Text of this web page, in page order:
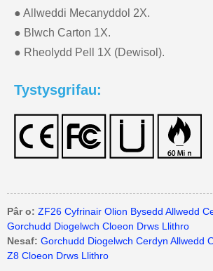
● Allweddi Mecanyddol 2X.
● Blwch Carton 1X.
● Rheolydd Pell 1X (Dewisol).
Tystysgrifau:
Pâr o: ZF26 Cyfrinair Olion Bysedd Allwedd
Gorchudd Diogelwch Cloeon Drws Llithro
Nesaf: Gorchudd Diogelwch Cerdyn Allwedd
Z8 Cloeon Drws Llithro